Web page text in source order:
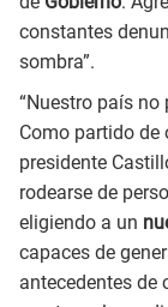
constantes
sombra”.
“Nuestro país no
Como partido de
presidente
rodearse de
eligiendo a un
capaces de
antecedentes de